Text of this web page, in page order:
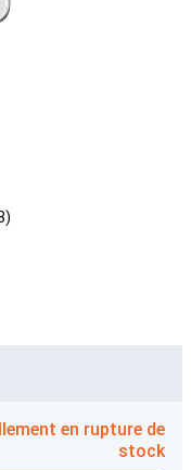
en rupture de
stock